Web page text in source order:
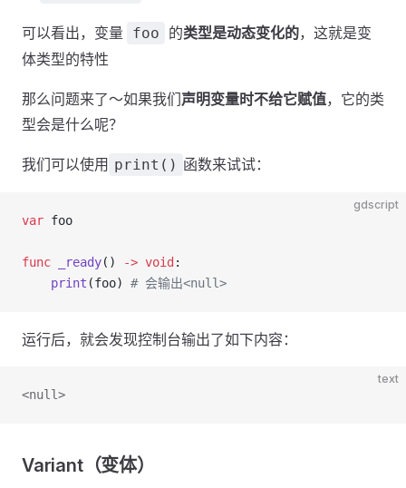
可以看出，变量 foo 的类型是动态变化的，这就是变
体类型的特性
那么问题来了～如果我们声明变量时不给它赋值，它的类
型会是什么呢？
我们可以使用 print() 函数来试试：
gdscript
var foo
func _ready() -> void :
    print
(foo) # 会输出<null>
运行后，就会发现控制台输出了如下内容：
text
<null>
Variant（变体）